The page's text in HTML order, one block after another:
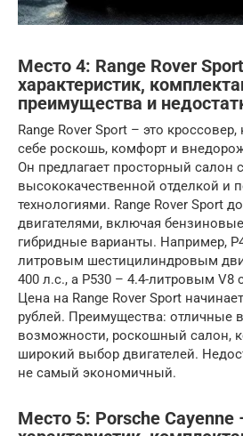
Место 4: Range Rover
характеристик,
преимущества и
Range Rover Sport – это
себе роскошь, комфорт и
Он предлагает просторный салон с
высококачественной отделкой и
технологиями. Range Rover Sport
двигателями, включая
гибридные варианты. Например,
литровым шестицилиндровым
400 л.с., а P530 – 4.4-литровым
Цена на Range Rover Sport
рублей. Преимущества: отличные
возможности, роскошный салон,
широкий выбор двигателей.
не самый экономичный.
Место 5: Porsche Cayenne